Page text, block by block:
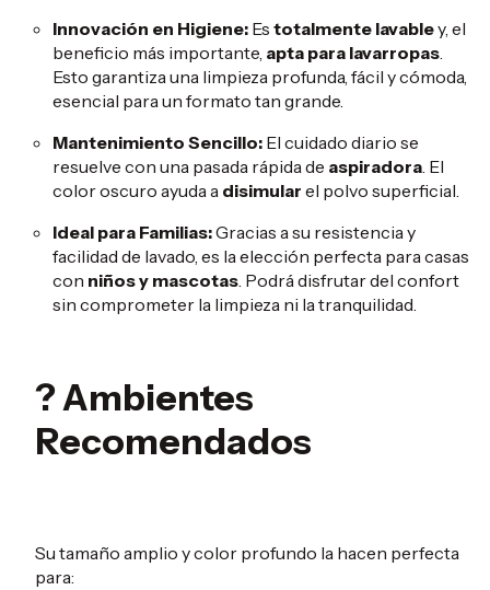
Innovación en Higiene: Es totalmente lavabley, el
beneficio más importante, apta para lavarropas.
Esto garantiza una limpieza profunda, fácil y cómoda,
esencial para un formato tan grande.
Mantenimiento Sencillo: El cuidado diario se
resuelve con una pasada rápida de aspiradora. El
color oscuro ayuda a disimular el polvo superficial.
Ideal para Familias:Gracias a su resistencia y
facilidad de lavado, es la elección perfecta para casas
con niños y mascotas. Podrá disfrutar del confort
sin comprometer la limpieza ni la tranquilidad.
? Ambientes
Recomendados
Su tamaño amplio y color profundo la hacen perfecta
para: